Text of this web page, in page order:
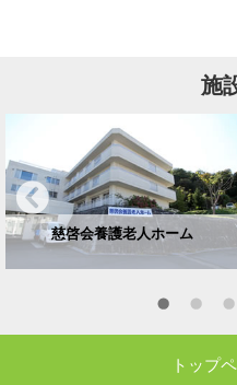
施
慈啓会養護老人ホーム
トップ